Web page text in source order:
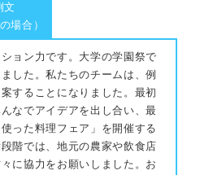
文
場合）
ョン力です。大学の学園祭で
した。私たちのチームは、例
することになりました。最初
なでアイデアを出し合い、最
った料理フェア」を開催する
階では、地元の農家や飲食店
に協力をお願いしました。お